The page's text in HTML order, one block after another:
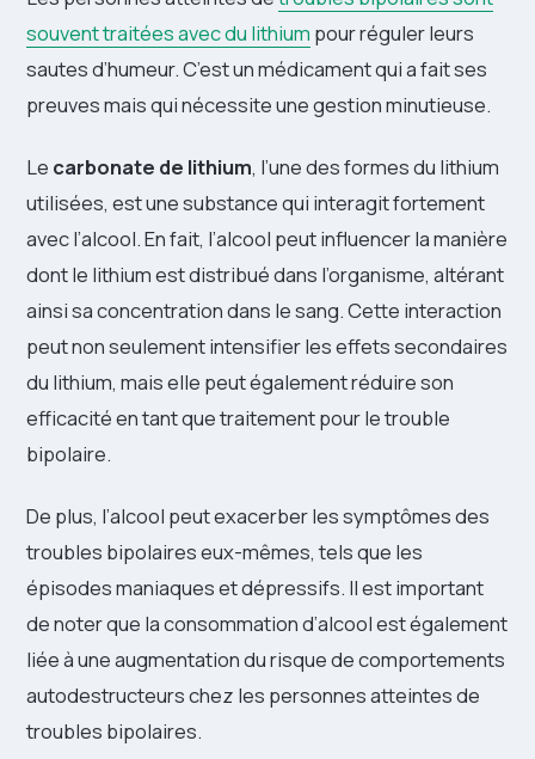
souvent traitées avec du lithium pour réguler leurs
sautes d’humeur. C’est un médicament qui a fait ses
preuves mais qui nécessite une gestion minutieuse.
Le carbonate de lithium, l’une des formes du lithium
utilisées, est une substance qui interagit fortement
avec l’alcool. En fait, l’alcool peut influencer la manière
dont le lithium est distribué dans l’organisme, altérant
ainsi sa concentration dans le sang. Cette interaction
peut non seulement intensifier les effets secondaires
du lithium, mais elle peut également réduire son
efficacité en tant que traitement pour le trouble
bipolaire.
De plus, l’alcool peut exacerber les symptômes des
troubles bipolaires eux-mêmes, tels que les
épisodes maniaques et dépressifs. Il est important
de noter que la consommation d’alcool est également
liée à une augmentation du risque de comportements
autodestructeurs chez les personnes atteintes de
troubles bipolaires.